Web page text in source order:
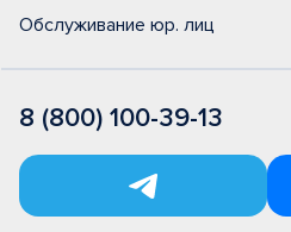
Обслуживание юр. лиц
8 (800) 100-39-13